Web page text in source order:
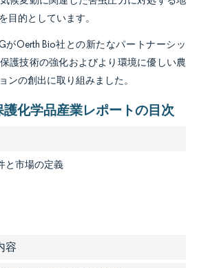
目的としています。
がOerth Bio社との新たなパートナーシッ
護技術の強化およびより環境に優しい農
ンの創出に取り組みました。
化学品産業レポートの目次
と市場の定義
容